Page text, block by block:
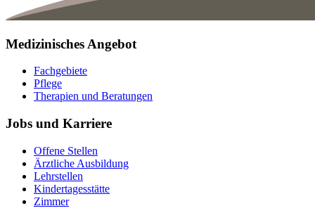
Medizinisches Angebot
Fachgebiete
Pflege
Therapien und Beratungen
Jobs und Karriere
Offene Stellen
Ärztliche Ausbildung
Lehrstellen
Kindertagesstätte
Zimmer